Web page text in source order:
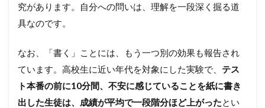
究があります。自分への問いは、理解を一段深く掘る道
具なのです。
なお、「書く」ことには、もう一つ別の効果も報告され
ています。高校生に近い年代を対象にした実験で、 テス
ト本番の前に10分間、不安に感じていることを紙に書き
出した生徒は、成績が平均で一段階分ほど上がったとい